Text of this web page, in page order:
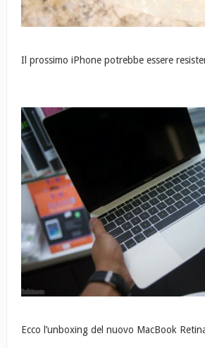
Il prossimo iPhone potrebbe essere
Ecco l’unboxing del nuovo MacBook